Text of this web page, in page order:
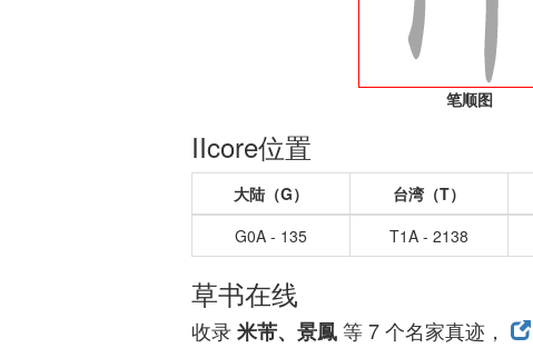
笔顺图
IIcore位置
大陆（G） 台湾（T）
G0A - 135
T1A - 2138
草书在线
收录米芾、景鳳等 7 个名家真迹，